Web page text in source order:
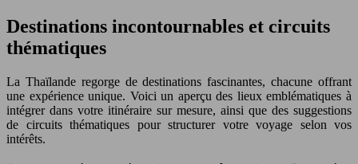
Destinations incontournables et circuits
thématiques
La Thaïlande regorge de destinations fascinantes, chacune offrant
une expérience unique. Voici un aperçu des lieux emblématiques à
intégrer dans votre itinéraire sur mesure, ainsi que des suggestions
de circuits thématiques pour structurer votre voyage selon vos
intérêts.